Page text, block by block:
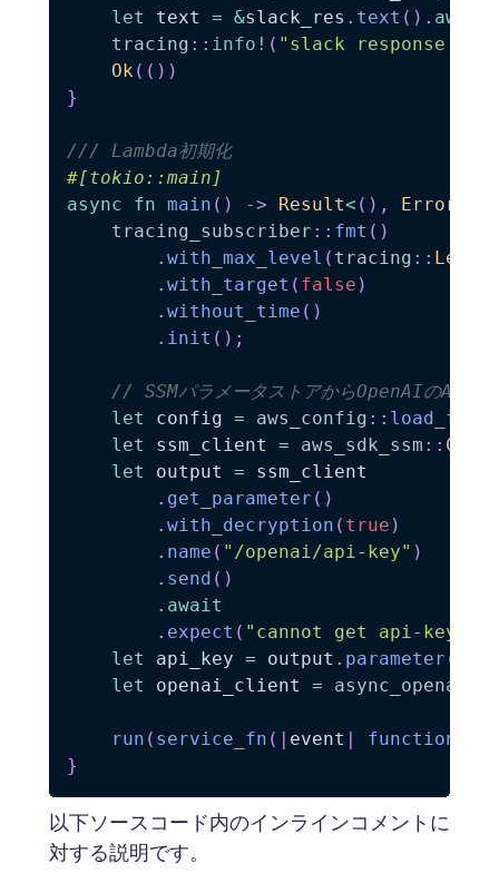
let
text = &slack_res . text ( ) . await
tracing :: info! ( "slack response
Ok( ( ) )
}
/// Lambda初期化
#[tokio::main]
async
fn main ( ) -> Result< ( ) , Error
tracing_subscriber :: fmt ( )
. with_max_level ( tracing :: Level
. with_target ( false )
. without_time ( )
. init ( ) ;
// SSMパラメータストアからOpenAIのAPIキ
let
config = aws_config ::
let
ssm_client = aws_sdk_ssm ::
let
output = ssm_client
. get_parameter ( )
. with_decryption ( true )
. name ( "/openai/api-key" )
. send ( )
. await
. expect ( "cannot get api-key"
let
api_key = output . parameter (
let
openai_client = async_openai
run ( service_fn ( | event |
}
以下ソースコード内のインラインコメントに
対する説明です。